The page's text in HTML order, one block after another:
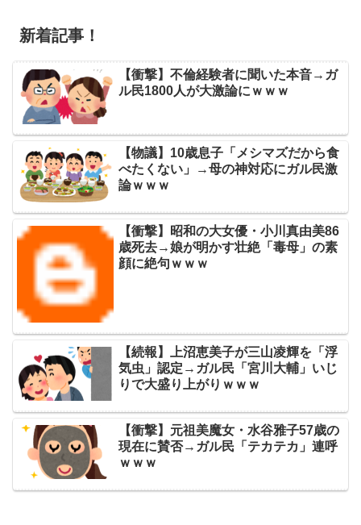
新着記事！
【衝撃】不倫経験者に聞いた本音→ガ
ル民1800人が大激論にｗｗｗ
【物議】10歳息子「メシマズだから食
べたくない」→母の神対応にガル民激
論ｗｗｗ
【衝撃】昭和の大女優・小川真由美86
歳死去→娘が明かす壮絶「毒母」の素
顔に絶句ｗｗｗ
【続報】上沼恵美子が三山凌輝を「浮
気虫」認定→ガル民「宮川大輔」いじ
りで大盛り上がりｗｗｗ
【衝撃】元祖美魔女・水谷雅子57歳の
現在に賛否→ガル民「テカテカ」連呼
ｗｗｗ